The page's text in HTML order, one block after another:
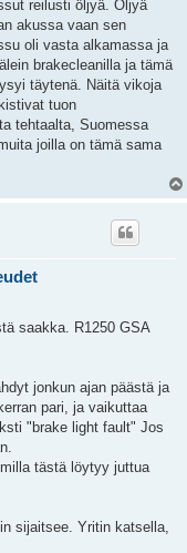
reilusti öljyä. Öljyä
akussa vaan sen
oli vasta alkamassa ja
brakecleanilla ja tämä
täytenä. Näitä vikoja
tuon
tehtaalta, Suomessa
joilla on tämä sama
saakka. R1250 GSA
jonkun ajan päästä ja
pari, ja vaikuttaa
"brake light fault" Jos
tästä löytyy juttua
sijaitsee. Yritin katsella,